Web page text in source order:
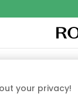
SISUSTUS
your privacy!